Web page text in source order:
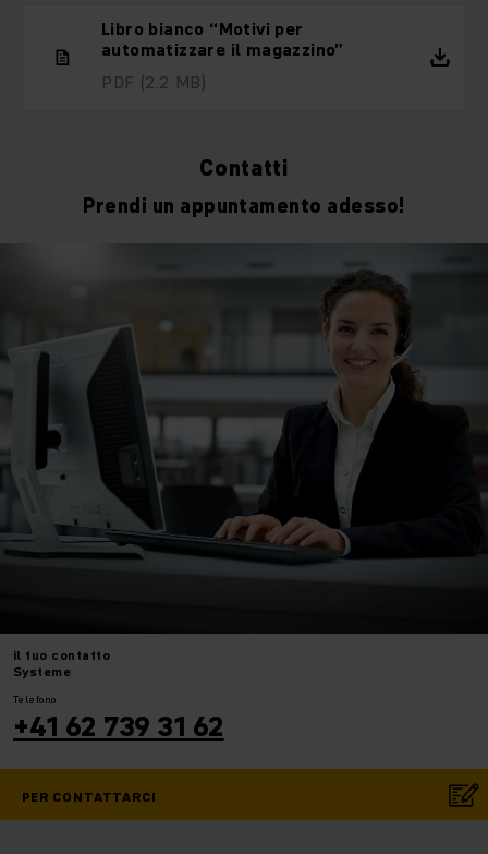
Libro bianco “Motivi per
automatizzare il magazzino”
PDF (2.2 MB)
Contatti
Prendi un appuntamento adesso!
il tuo contatto
Systeme
Telefono
+41 62 739 31 62
PER CONTATTARCI